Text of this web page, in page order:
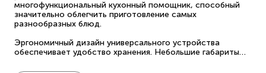
многофункциональный кухонный помощник, способный
значительно облегчить приготовление самых
разнообразных блюд.
Эргономичный дизайн универсального устройства
обеспечивает удобство хранения. Небольшие габариты
пространстве. Это особенно актуально для владельцев